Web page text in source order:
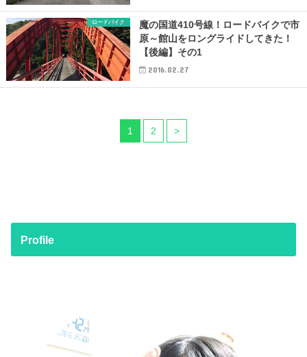
ロードバイク
魔の国道410号線！ロードバイクで市
原～館山をロングライドしてきた！
【後編】その1
2016.02.27
1 2 >
Profile